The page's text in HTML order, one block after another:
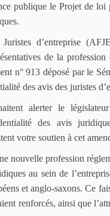
publique le Projet de loi
Juristes d’entreprise
de la
n° 913 déposé par le
des avis des juristes
alerter le
des avis
votre soutien à cet
nouvelle profession
au sein de
et anglo-saxons. Ce
renforcés, ainsi que